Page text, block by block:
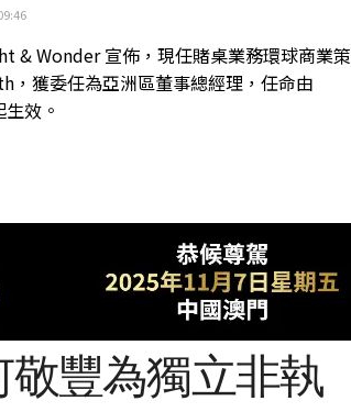
& Wonder 宣佈，現任賭桌業務環球商業策
，獲委任為亞洲區董事總經理，任命由
效。
豐為獨立非執